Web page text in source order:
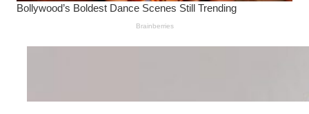
Wanita Pamer Pakaian